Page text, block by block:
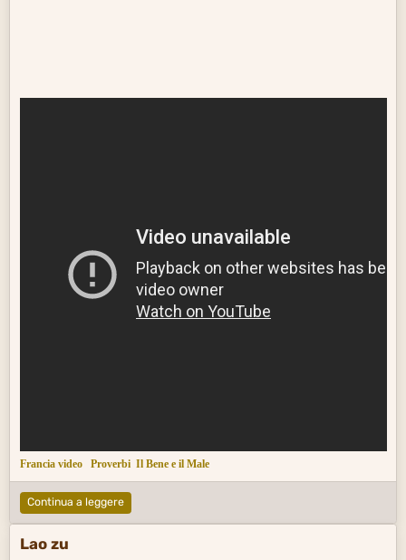
Francia video Proverbi Il Bene e il Male
Continua a leggere
Lao zu